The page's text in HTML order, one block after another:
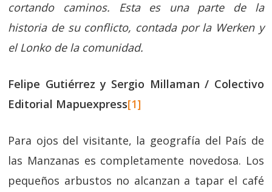
cortando caminos. Esta es una parte de la
historia de su conflicto, contada por la Werken y
el Lonko de la comunidad.
Felipe Gutiérrez y Sergio Millaman / Colectivo
Editorial Mapuexpress[1]
Para ojos del visitante, la geografía del País de
las Manzanas es completamente novedosa. Los
pequeños arbustos no alcanzan a tapar el café